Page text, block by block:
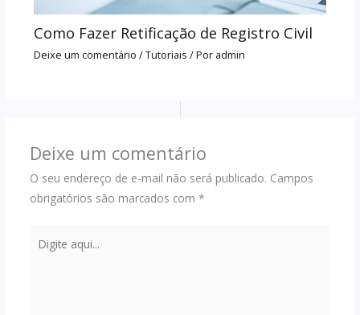
Como Fazer Retificação de Registro Civil
Deixe um comentário /Tutoriais / Por admin
Deixe um comentário
O seu endereço de e-mail não será publicado. Campos
obrigatórios são marcados com *
aqui...